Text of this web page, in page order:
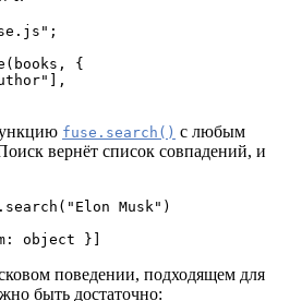
{
fuse.search() с любым
вернёт список совпадений, и
Musk")
object }]
поведении, подходящем для
быть достаточно: